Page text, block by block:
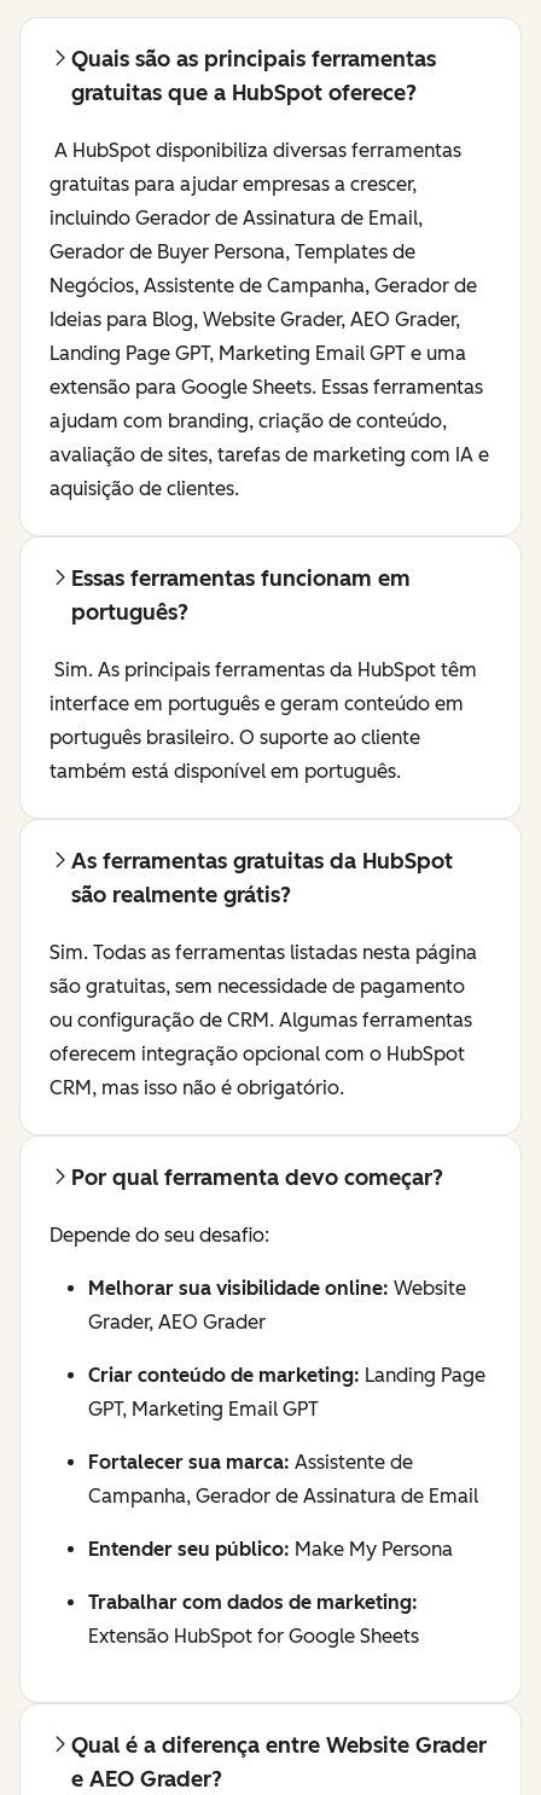
Quais são as principais ferramentas
gratuitas que a HubSpot oferece?
A HubSpot disponibiliza diversas ferramentas
gratuitas para ajudar empresas a crescer,
incluindo Gerador de Assinatura de Email,
Gerador de Buyer Persona, Templates de
Negócios, Assistente de Campanha, Gerador de
Ideias para Blog, Website Grader, AEO Grader,
Landing Page GPT, Marketing Email GPT e uma
extensão para Google Sheets. Essas ferramentas
ajudam com branding, criação de conteúdo,
avaliação de sites, tarefas de marketing com IA e
aquisição de clientes.
Essas ferramentas funcionam em
português?
Sim. As principais ferramentas da HubSpot têm
interface em português e geram conteúdo em
português brasileiro. O suporte ao cliente
também está disponível em português.
As ferramentas gratuitas da HubSpot
são realmente grátis?
Sim. Todas as ferramentas listadas nesta página
são gratuitas, sem necessidade de pagamento
ou configuração de CRM. Algumas ferramentas
oferecem integração opcional com o HubSpot
CRM, mas isso não é obrigatório.
Por qual ferramenta devo começar?
Depende do seu desafio:
Melhorar sua visibilidade online: Website
Grader, AEO Grader
Criar conteúdo de marketing: Landing Page
GPT, Marketing Email GPT
Fortalecer sua marca: Assistente de
Campanha, Gerador de Assinatura de Email
Entender seu público: Make My Persona
Trabalhar com dados de marketing:
Extensão HubSpot for Google Sheets
Qual é a diferença entre Website Grader
e AEO Grader?